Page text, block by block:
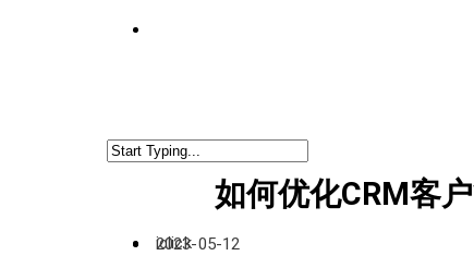
如何优化CRM客
iclick
2023-05-12